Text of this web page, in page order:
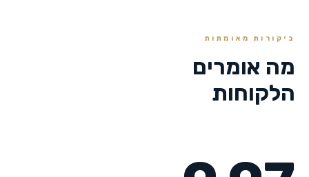
ביקורות מאומתות
מה אומרים
הלקוחות